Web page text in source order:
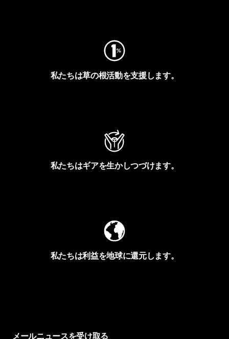
私たちは草の根活動を支援します。
私たちはギアを生かしつづけます。
私たちは利益を地球に還元します。
メールニュースを受け取る